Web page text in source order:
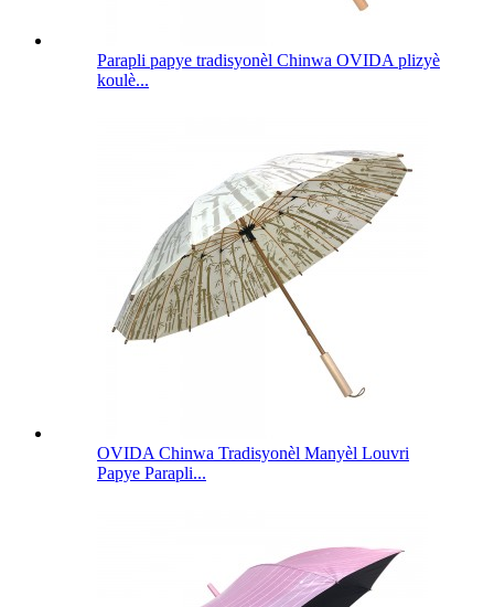
Parapli papye tradisyonèl Chinwa OVIDA plizyè
koulè...
OVIDA Chinwa Tradisyonèl Manyèl Louvri
Papye Parapli...